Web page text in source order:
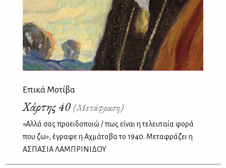
Επικά Μοτίβα
Χάρτης 40(Μετάφραση)
«Αλλά σας προειδοποιώ / πως είναι η τελευταία φορά
που ζω», έγραφε η Αχμάτοβα το 1940. Μεταφράζει η
ΑΣΠΑΣΙΑ ΛΑΜΠΡΙΝΙΔΟΥ